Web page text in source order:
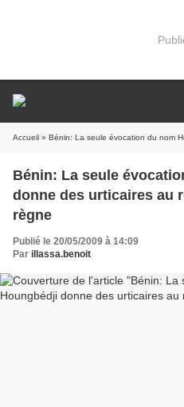
Accueil » Bénin: La seule évocation du nom
Bénin: La seule
donne des urticaires au
règne
Publié le 20/05/2009 à 14:09
Par illassa.benoit